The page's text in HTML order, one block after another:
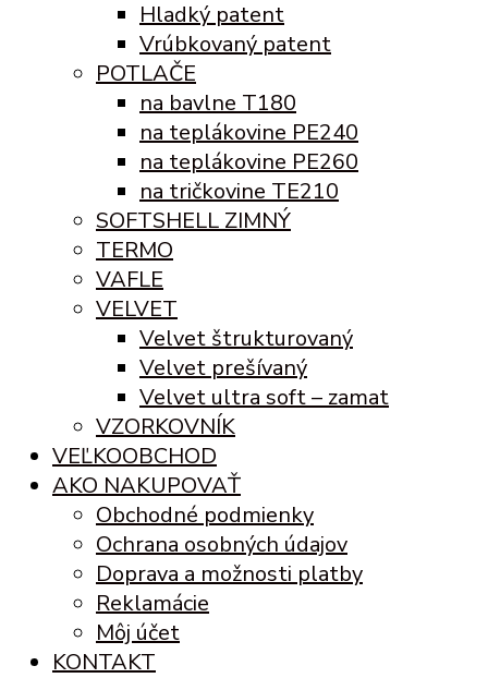
Hladký patent
Vrúbkovaný patent
POTLAČE
na bavlne T180
na teplákovine PE240
na teplákovine PE260
na tričkovine TE210
SOFTSHELL ZIMNÝ
TERMO
VAFLE
VELVET
Velvet štrukturovaný
Velvet prešívaný
Velvet ultra soft – zamat
VZORKOVNÍK
VEĽKOOBCHOD
AKO NAKUPOVAŤ
Obchodné podmienky
Ochrana osobných údajov
Doprava a možnosti platby
Reklamácie
Môj účet
KONTAKT